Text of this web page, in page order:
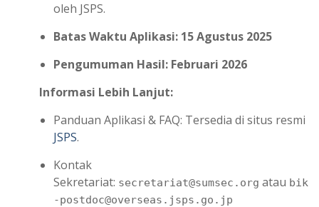
oleh JSPS.
Batas Waktu Aplikasi: 15 Agustus 2025
Pengumuman Hasil: Februari 2026
Informasi Lebih Lanjut:
Panduan Aplikasi & FAQ: Tersedia di situs resmi
JSPS.
Kontak
Sekretariat: secretariat@sumsec.org atau bik
-postdoc@overseas.jsps.go.jp